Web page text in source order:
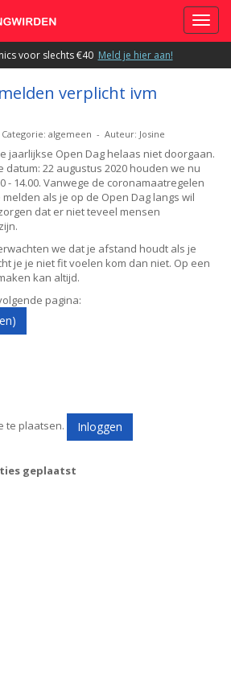
voor slechts €40 Meld je hier aan!
verplicht ivm
algemeen - Auteur: Josine
jaarlijkse Open Dag helaas niet doorgaan.
22 augustus 2020 houden we nu
- 14.00. Vanwege de coronamaatregelen
als je op de Open Dag langs wil
dat er niet teveel mensen
we dat je afstand houdt als je
je je niet fit voelen kom dan niet. Op een
kan altijd.
pagina:
te plaatsen. Inloggen
geplaatst